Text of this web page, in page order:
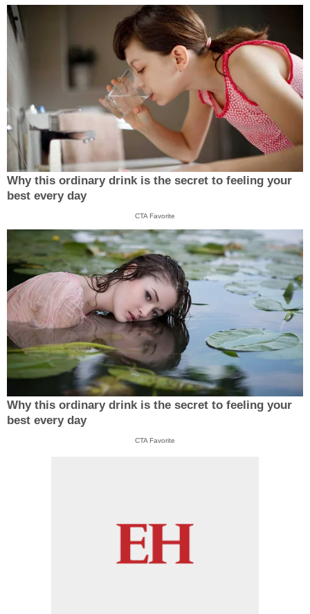
Why this ordinary drink is the secret to feeling your
best every day
CTA Favorite
Why this ordinary drink is the secret to feeling your
best every day
CTA Favorite